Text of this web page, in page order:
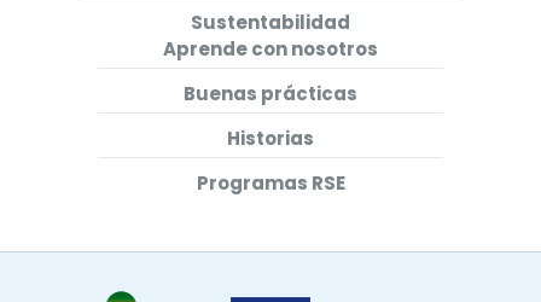
Sustentabilidad
Aprende con nosotros
Buenas prácticas
Historias
Programas RSE